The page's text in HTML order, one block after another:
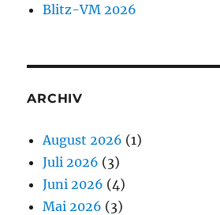
Blitz-VM 2026
ARCHIV
August 2026 (1)
Juli 2026 (3)
Juni 2026 (4)
Mai 2026 (3)